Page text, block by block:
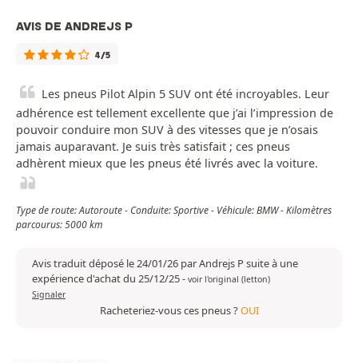
AVIS DE ANDREJS P
4/5
Les pneus Pilot Alpin 5 SUV ont été incroyables. Leur
adhérence est tellement excellente que j’ai l’impression de
pouvoir conduire mon SUV à des vitesses que je n’osais
jamais auparavant. Je suis très satisfait ; ces pneus
adhèrent mieux que les pneus été livrés avec la voiture.
Type de route: Autoroute - Conduite: Sportive - Véhicule: BMW - Kilomètres
parcourus: 5000 km
Avis traduit déposé le 24/01/26 par Andrejs P suite à une
expérience d'achat du 25/12/25- voir l'original (letton)
Signaler
Racheteriez-vous ces pneus ?OUI